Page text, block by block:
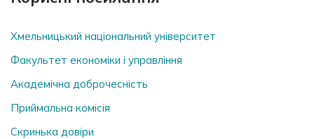
Хмельницький національний університет
Факультет економіки і управління
Академічна доброчесність
Приймальна комісія
Скринька довiри